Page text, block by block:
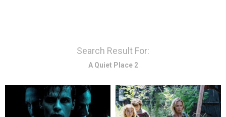
Search Result For:
A Quiet Place 2